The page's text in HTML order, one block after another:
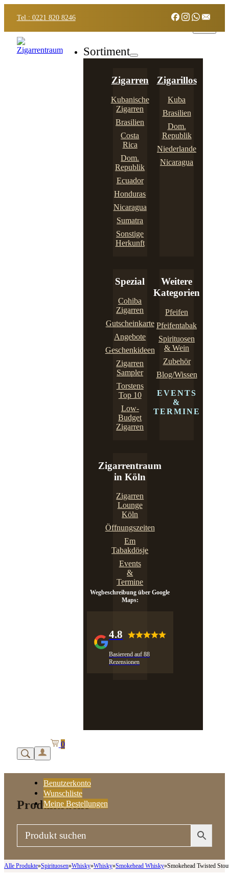
Tel.: 0221 820 8246
Sortiment
Zigarren
Kubanische
Zigarren
Brasilien
Costa
Rica
Dom.
Republik
Ecuador
Honduras
Nicaragua
Sumatra
Sonstige
Herkunft
Zigarillos
Kuba
Brasilien
Dom.
Republik
Niederlande
Nicaragua
Spezial
Cohiba
Zigarren
Gutscheinkarte
Angebote
Geschenkideen
Zigarren
Sampler
Torstens
Top 10
Low-
Budget
Zigarren
Weitere
Kategorien
Pfeifen
Pfeifentabak
Spirituosen
& Wein
Zubehör
Blog/Wissen
EVENTS
&
TERMINE
Zigarrentraum
in Köln
Zigarren
Lounge
Köln
Öffnungszeiten
Em
Tabakdösje
Events
&
Termine
Wegbeschreibung über Google
Maps:
4.8
Basierend auf 88
Rezensionen
Benutzerkonto
Wunschliste
Meine Bestellungen
0
Produktsuche
Alle Produkte»Spirituosen»Whisky»Whisky»Smokehead Whisky»Smokehead Twisted